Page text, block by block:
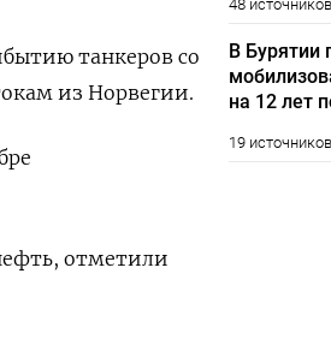
танкеров со
из Норвегии.
отметили